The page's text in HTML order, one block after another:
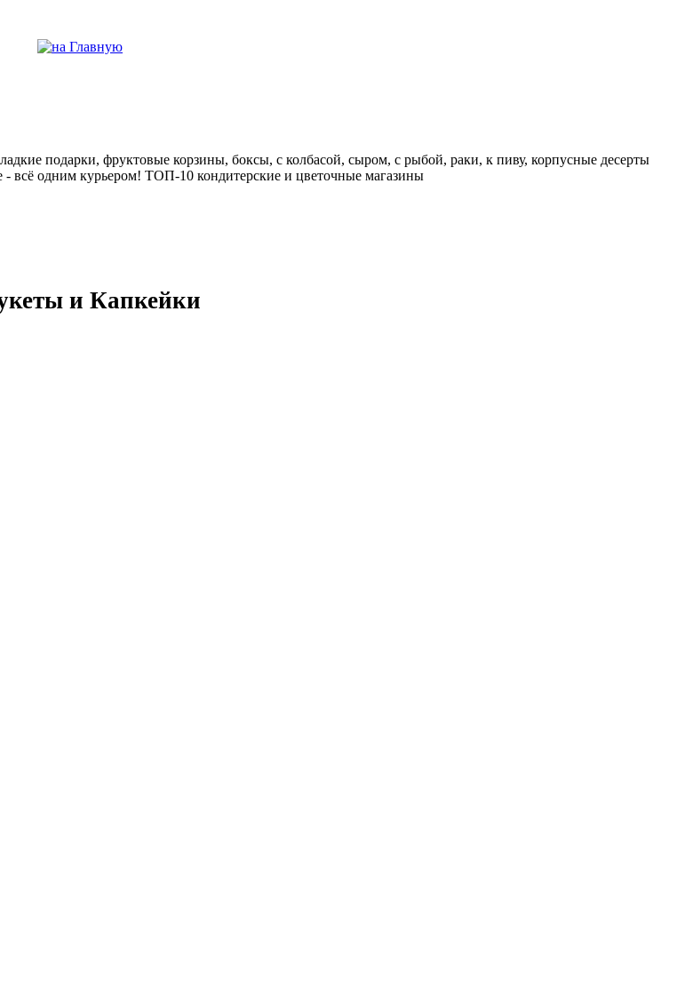
подарки, фруктовые корзины, боксы, с колбасой, сыром, с рыбой, раки, к пиву, корпусные десерты
всё одним курьером! ТОП-10 кондитерские и цветочные магазины
и Капкейки